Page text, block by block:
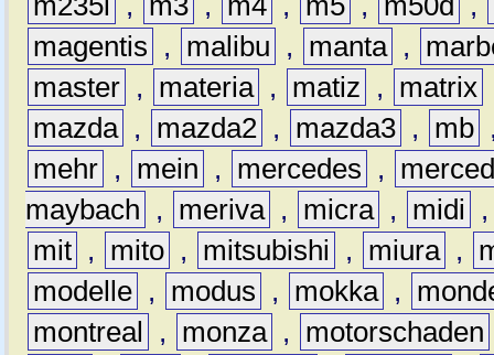
magentis
, malibu , manta ,
master , materia , matiz , matrix
mazda , mazda2 , mazda3 , mb
mehr , mein , mercedes ,
maybach
, meriva , micra , midi
mit , mito , mitsubishi , miura ,
modelle , modus , mokka ,
montreal
, monza , motorschaden